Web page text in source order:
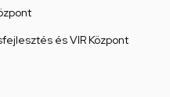
és VIR Központ